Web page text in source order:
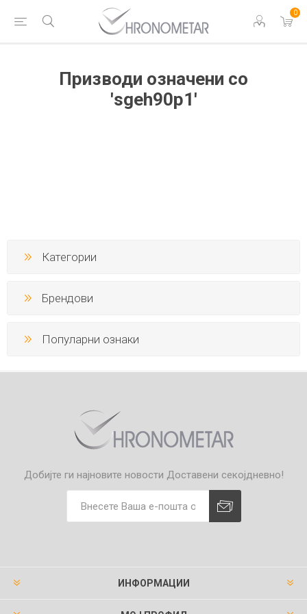
0
Призводи означени со
'sgeh90p1'
Категории
Брендови
Популарни ознаки
Добијте ги најновите новости Доставени секојдневно!
ИНФОРМАЦИИ